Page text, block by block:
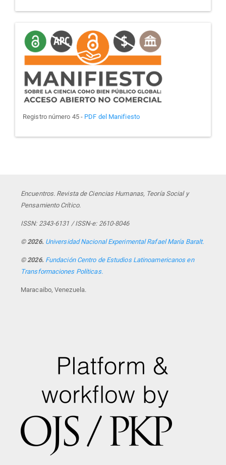
manifiesto
Registro número 45 - PDF del Manifiesto
Encuentros. Revista de Ciencias Humanas, Teoría Social y
Pensamiento Crítico.
ISSN: 2343-6131 / ISSN-e: 2610-8046
© 2026. Universidad Nacional Experimental Rafael María Baralt.
© 2026. Fundación Centro de Estudios Latinoamericanos en
Transformaciones Políticas.
Maracaibo, Venezuela.